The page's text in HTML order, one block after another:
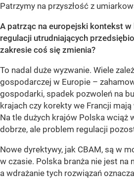
Patrzymy na przyszłość z
A patrząc na europejski kontekst
regulacji utrudniających
zakresie coś się zmienia?
To nadal duże wyzwanie. Wiele
gospodarczej w Europie –
gospodarki, spadek pozwoleń na
krajach czy korekty we Francji mają
Na tle dużych krajów Polska wciąż
dobrze, ale problem regulacji
Nowe dyrektywy, jak CBAM, są w
w czasie. Polska branża nie jest na
a wdrażanie tych rozwiązań